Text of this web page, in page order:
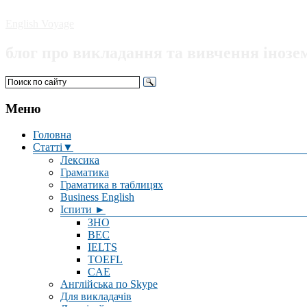
Меню
Головна
Статті▼
Лексика
Граматика
Граматика в таблицях
Business English
Іспити ►
ЗНО
BEC
IELTS
TOEFL
CAE
Англійська по Skype
Для викладачів